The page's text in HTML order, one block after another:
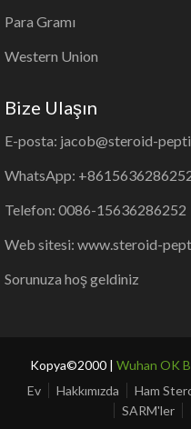
Para Gramı
Western Union
Bize Ulaşın
E-posta: jacob@steroid-
WhatsApp:
Telefon: 0086-15636286252
Web sitesi: www.steroid-
Sorunuza hoş geldiniz
Kopya©2000 | Wuhan OK
Ev
Hakkımızda Ham
SARM'ler